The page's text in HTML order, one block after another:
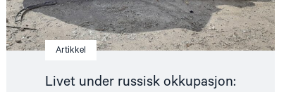
Artikkel
Livet under russisk okkupasjon: